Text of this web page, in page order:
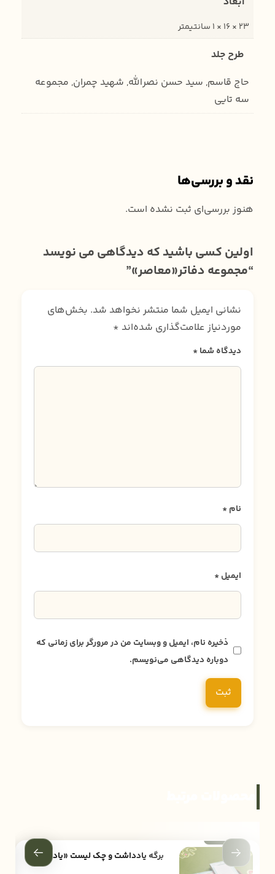
23 × 16 × 1 سانتیمتر
طرح جلد
حاج قاسم, سید حسن نصرالله, شهید چمران, مجموعه
سه تایی
نقد و بررسی‌ها
هنوز بررسی‌ای ثبت نشده است.
اولین کسی باشید که دیدگاهی می نویسد
“مجموعه دفاتر«معاصر»”
نشانی ایمیل شما منتشر نخواهد شد. بخش‌های
موردنیاز علامت‌گذاری شده‌اند *
دیدگاه شما*
نام*
ایمیل*
ذخیره نام، ایمیل و وبسایت من در مرورگر برای زمانی که
دوباره دیدگاهی می‌نویسم.
برگه یادداشت و چک لیست «یاد آر»